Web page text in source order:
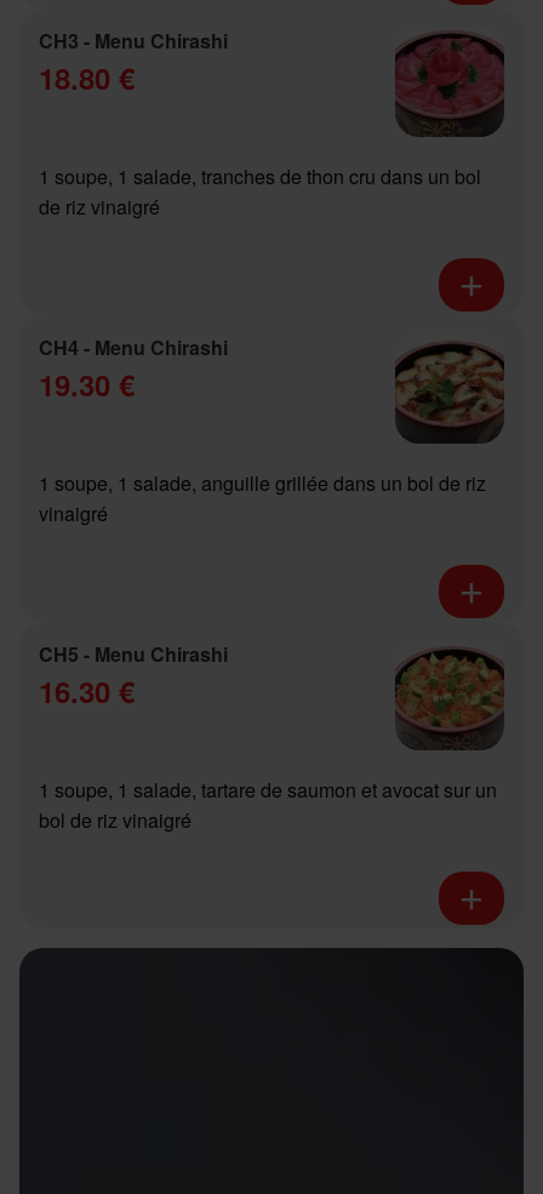
CH3 - Menu Chirashi
18.80 €
1 soupe, 1 salade, tranches de thon cru dans un bol
de riz vinaigré
CH4 - Menu Chirashi
19.30 €
1 soupe, 1 salade, anguille grillée dans un bol de riz
vinaigré
CH5 - Menu Chirashi
16.30 €
1 soupe, 1 salade, tartare de saumon et avocat sur un
bol de riz vinaigré